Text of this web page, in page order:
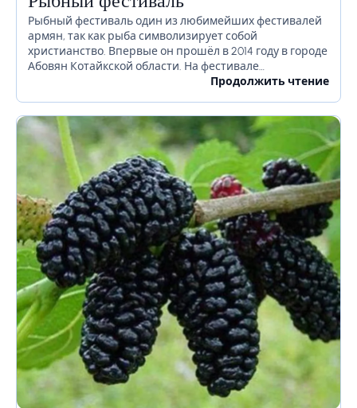
Рыбный фестиваль один из любимейших фестивалей
армян, так как рыба символизирует собой
христианство. Впервые он прошёл в 2014 году в городе
Абовян Котайкской области. На фестивале
профессиональные повара покажут приготовление
Продолжить чтение